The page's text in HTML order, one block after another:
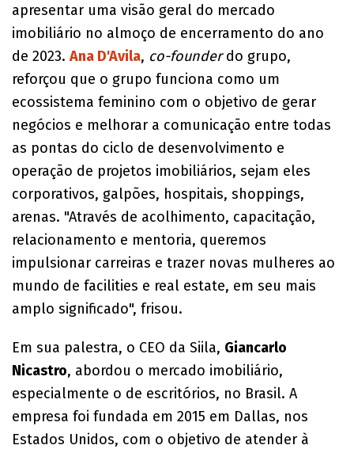
apresentar uma visão geral do mercado
imobiliário no almoço de encerramento do ano
de 2023. Ana D'Avila, co-founderdo grupo,
reforçou que o grupo funciona como um
ecossistema feminino com o objetivo de gerar
negócios e melhorar a comunicação entre todas
as pontas do ciclo de desenvolvimento e
operação de projetos imobiliários, sejam eles
corporativos, galpões, hospitais, shoppings,
arenas. "Através de acolhimento, capacitação,
relacionamento e mentoria, queremos
impulsionar carreiras e trazer novas mulheres ao
mundo de facilities e real estate, em seu mais
amplo significado", frisou.
Em sua palestra, o CEO da Siila, Giancarlo
Nicastro, abordou o mercado imobiliário,
especialmente o de escritórios, no Brasil. A
empresa foi fundada em 2015 em Dallas, nos
Estados Unidos, com o objetivo de atender à